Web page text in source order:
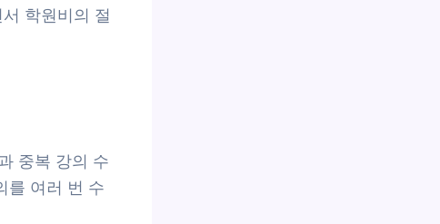
학원비의 절
중복 강의 수
를 여러 번 수